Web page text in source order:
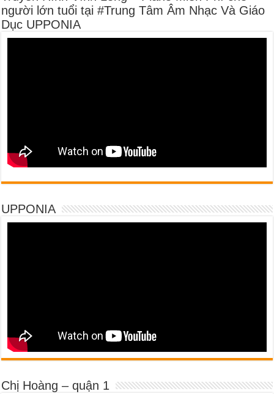
người lớn tuổi tại #Trung Tâm Âm Nhạc Và Giáo
Dục UPPONIA
UPPONIA
Chị Hoàng – quận 1